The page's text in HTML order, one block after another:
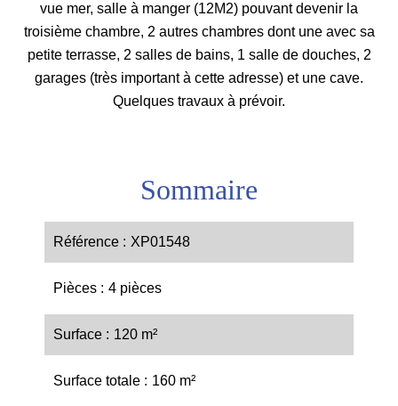
vue mer, salle à manger (12M2) pouvant devenir la
troisième chambre, 2 autres chambres dont une avec sa
petite terrasse, 2 salles de bains, 1 salle de douches, 2
garages (très important à cette adresse) et une cave.
Quelques travaux à prévoir.
Sommaire
Référence XP01548
Pièces 4 pièces
Surface 120 m²
Surface totale 160 m²